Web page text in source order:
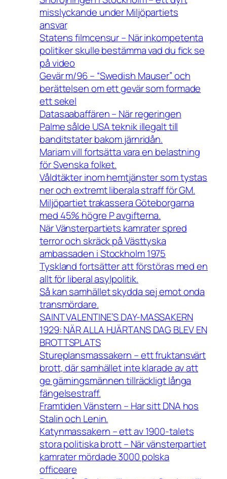
misslyckande under Miljöpartiets
ansvar
Statens filmcensur – När inkompetenta
politiker skulle bestämma vad du fick se
på video
Gevär m/96 – “Swedish Mauser” och
berättelsen om ett gevär som formade
ett sekel
Datasaabaffären – När regeringen
Palme sålde USA teknik illegalt till
banditstater bakom järnridån.
Mariam vill fortsätta vara en belastning
för Svenska folket.
Våldtäkter inom hemtjänster som tystas
ner och extremt liberala straff för GM.
Miljöpartiet trakassera Göteborgarna
med 45% högre P avgifterna.
När Vänsterpartiets kamrater spred
terror och skräck på Västtyska
ambassaden i Stockholm 1975
Tyskland fortsätter att förstöras med en
allt för liberal asylpolitik.
Så kan samhället skydda sej emot onda
transmördare.
SAINT VALENTINE’S DAY-MASSAKERN
1929: NÄR ALLA HJÄRTANS DAG BLEV EN
BROTTSPLATS
Stureplansmassakern – ett fruktansvärt
brott, där samhället inte klarade av att
ge gärningsmännen tillräckligt långa
fängelsestraff.
Framtiden Vänstern – Har sitt DNA hos
Stalin och Lenin.
Katynmassakern – ett av 1900-talets
stora politiska brott – När vänsterpartiet
kamrater mördade 3000 polska
officeare